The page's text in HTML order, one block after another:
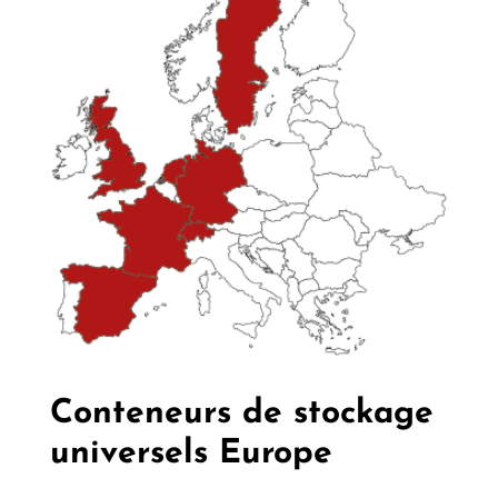
Conteneurs de stockage
universels Europe